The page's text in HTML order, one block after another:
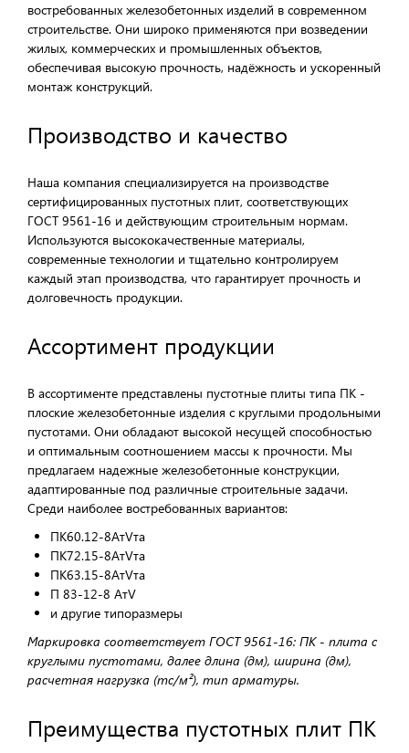
востребованных железобетонных изделий в современном
строительстве. Они широко применяются при возведении
жилых, коммерческих и промышленных объектов,
обеспечивая высокую прочность, надёжность и ускоренный
монтаж конструкций.
Производство и качество
Наша компания специализируется на производстве
сертифицированных пустотных плит, соответствующих
ГОСТ 9561-16 и действующим строительным нормам.
Используются высококачественные материалы,
современные технологии и тщательно контролируем
каждый этап производства, что гарантирует прочность и
долговечность продукции.
Ассортимент продукции
В ассортименте представлены пустотные плиты типа ПК -
плоские железобетонные изделия с круглыми продольными
пустотами. Они обладают высокой несущей способностью
и оптимальным соотношением массы к прочности. Мы
предлагаем надежные железобетонные конструкции,
адаптированные под различные строительные задачи.
Среди наиболее востребованных вариантов:
ПК60.12-8АтVта
ПК72.15-8АтVта
ПК63.15-8АтVта
П 83-12-8 АтV
и другие типоразмеры
Маркировка соответствует ГОСТ 9561-16: ПК - плита с
круглыми пустотами, далее длина (дм), ширина (дм),
расчетная нагрузка (тс/м²), тип арматуры.
Преимущества пустотных плит ПК